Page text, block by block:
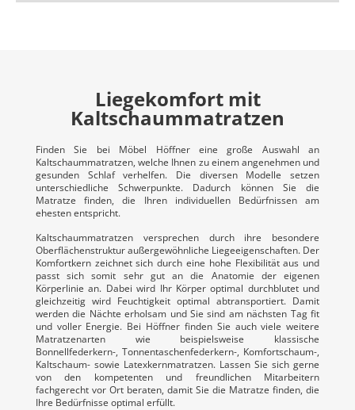
Liegekomfort mit
Kaltschaummatratzen
Finden Sie bei Möbel Höffner eine große Auswahl an
Kaltschaummatratzen, welche Ihnen zu einem angenehmen und
gesunden Schlaf verhelfen. Die diversen Modelle setzen
unterschiedliche Schwerpunkte. Dadurch können Sie die
Matratze finden, die Ihren individuellen Bedürfnissen am
ehesten entspricht.
Kaltschaummatratzen versprechen durch ihre besondere
Oberflächenstruktur außergewöhnliche Liegeeigenschaften. Der
Komfortkern zeichnet sich durch eine hohe Flexibilität aus und
passt sich somit sehr gut an die Anatomie der eigenen
Körperlinie an. Dabei wird Ihr Körper optimal durchblutet und
gleichzeitig wird Feuchtigkeit optimal abtransportiert. Damit
werden die Nächte erholsam und Sie sind am nächsten Tag fit
und voller Energie. Bei Höffner finden Sie auch viele weitere
Matratzenarten wie beispielsweise klassische
Bonnellfederkern-, Tonnentaschenfederkern-, Komfortschaum-,
Kaltschaum- sowie Latexkernmatratzen. Lassen Sie sich gerne
von den kompetenten und freundlichen Mitarbeitern
fachgerecht vor Ort beraten, damit Sie die Matratze finden, die
Ihre Bedürfnisse optimal erfüllt.